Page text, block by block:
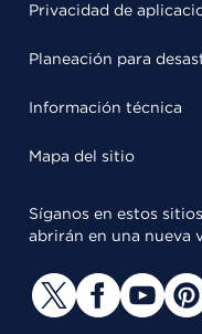
Privacidad de
Planeación para
Información técnica
Mapa del sitio
Síganos en estos
abrirán en una nueva